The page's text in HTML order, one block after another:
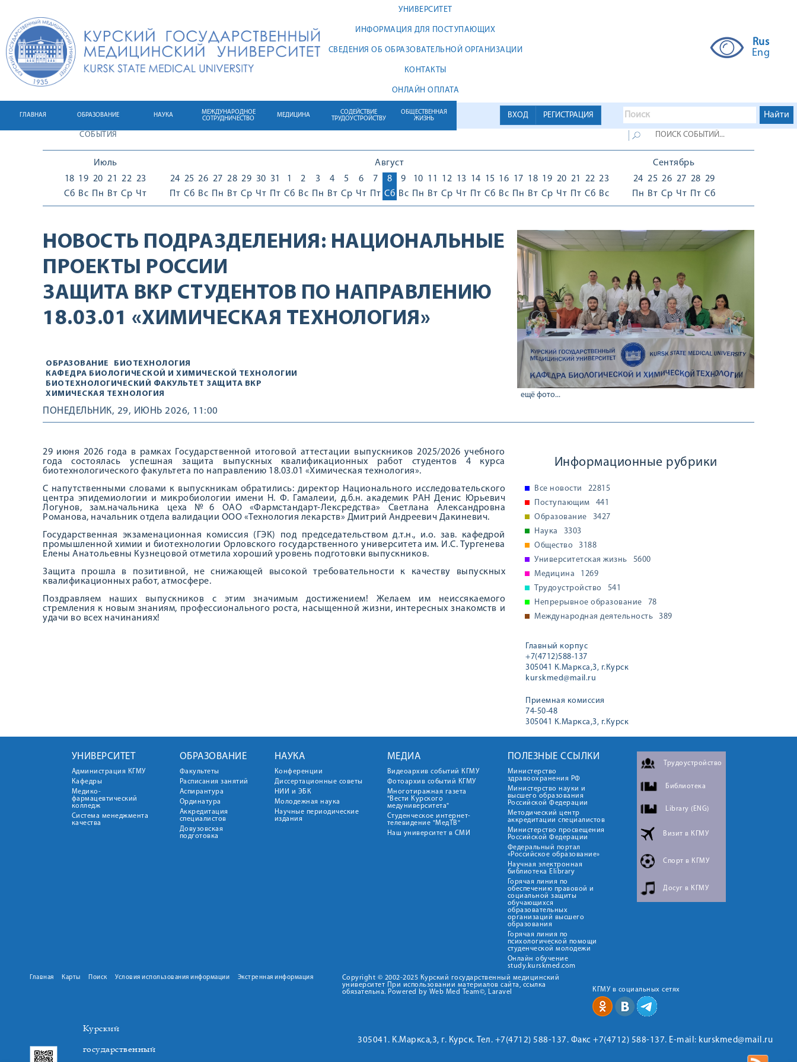
УНИВЕРСИТЕТ
ИНФОРМАЦИЯ ДЛЯ ПОСТУПАЮЩИХ
СВЕДЕНИЯ ОБ ОБРАЗОВАТЕЛЬНОЙ ОРГАНИЗАЦИИ
КОНТАКТЫ
ОНЛАЙН ОПЛАТА
Rus
Eng
ВХОД РЕГИСТРАЦИЯ
ГЛАВНАЯ ОБРАЗОВАНИЕ НАУКА
МЕЖДУНАРОДНОЕ
СОТРУДНИЧЕСТВО
МЕДИЦИНА
СОДЕЙСТВИЕ
ТРУДОУСТРОЙСТВУ
ОБЩЕСТВЕННАЯ
ЖИЗНЬ
СОБЫТИЯ
Июль
18
Сб
19
Вс
20
Пн
21
Вт
22
Ср
23
Чт
Август
24
Пт
25
Сб
26
Вс
27
Пн
28
Вт
29
Ср
30
Чт
31
Пт
1
Сб
2
Вс
3
Пн
4
Вт
5
Ср
6
Чт
7
Пт
8
Сб
9
Вс
10
Пн
11
Вт
12
Ср
13
Чт
14
Пт
15
Сб
16
Вс
17
Пн
18
Вт
19
Ср
20
Чт
21
Пт
22
Сб
23
Вс
Сентябрь
24
Пн
25
Вт
26
Ср
27
Чт
28
Пт
29
Сб
НОВОСТЬ ПОДРАЗДЕЛЕНИЯ: НАЦИОНАЛЬНЫЕ
ПРОЕКТЫ РОССИИ
ЗАЩИТА ВКР СТУДЕНТОВ ПО НАПРАВЛЕНИЮ
18.03.01 «ХИМИЧЕСКАЯ ТЕХНОЛОГИЯ»
ОБРАЗОВАНИЕ
БИОТЕХНОЛОГИЯ
КАФЕДРА БИОЛОГИЧЕСКОЙ И ХИМИЧЕСКОЙ ТЕХНОЛОГИИ
БИОТЕХНОЛОГИЧЕСКИЙ ФАКУЛЬТЕТ ЗАЩИТА ВКР
ХИМИЧЕСКАЯ ТЕХНОЛОГИЯ
ещё фото...
ПОНЕДЕЛЬНИК, 29, ИЮНЬ 2026, 11:00
29 июня 2026 года в рамках Государственной итоговой аттестации выпускников 2025/2026 учебного
года состоялась успешная защита выпускных квалификационных работ студентов 4 курса
биотехнологического факультета по направлению 18.03.01 «Химическая технология».
С напутственными словами к выпускникам обратились: директор Национального исследовательского
центра эпидемиологии и микробиологии имени Н. Ф. Гамалеии, д.б.н. академик РАН Денис Юрьевич
Логунов, зам.начальника цеха №6 ОАО «Фармстандарт-Лексредства» Светлана Александровна
Романова, начальник отдела валидации ООО «Технология лекарств» Дмитрий Андреевич Дакиневич.
Государственная экзаменационная комиссия (ГЭК) под председательством д.т.н., и.о. зав. кафедрой
промышленной химии и биотехнологии Орловского государственного университета им. И.С. Тургенева
Елены Анатольевны Кузнецовой отметила хороший уровень подготовки выпускников.
Защита прошла в позитивной, не снижающей высокой требовательности к качеству выпускных
квалификационных работ, атмосфере.
Поздравляем наших выпускников с этим значимым достижением! Желаем им неиссякаемого
стремления к новым знаниям, профессионального роста, насыщенной жизни, интересных знакомств и
удачи во всех начинаниях!
Информационные рубрики
Все новости
22815
Поступающим
441
Образование
3427
Наука
3303
Общество
3188
Университетская жизнь
5600
Медицина
1269
Трудоустройство
541
Непрерывное образование
78
Международная деятельность
389
Главный корпус
+7(4712)588-137
305041 К.Маркса,3, г.Курск
kurskmed@mail.ru
Приемная комиссия
74-50-48
305041 К.Маркса,3, г.Курск
УНИВЕРСИТЕТ
Администрация КГМУ
Кафедры
Медико-
фармацевтический
колледж
Система менеджмента
качества
ОБРАЗОВАНИЕ
Факультеты
Расписания занятий
Аспирантура
Ординатура
Аккредитация
специалистов
Довузовская
подготовка
НАУКА
Конференции
Диссертационные советы
НИИ и ЭБК
Молодежная наука
Научные периодические
издания
МЕДИА
Видеоархив событий КГМУ
Фотоархив событий КГМУ
Многотиражная газета
"Вести Курского
медуниверситета"
Студенческое интернет-
телевидение "МедТВ"
Наш университет в СМИ
ПОЛЕЗНЫЕ ССЫЛКИ
Министерство
здравоохранения РФ
Министерство науки и
высшего образования
Российской Федерации
Методический центр
аккредитации специалистов
Министерство просвещения
Российской Федерации
Федеральный портал
«Российское образование»
Научная электронная
библиотека Elibrary
Горячая линия по
обеспечению правовой и
социальной защиты
обучающихся
образовательных
организаций высшего
образования
Горячая линия по
психологической помощи
студенческой молодежи
Онлайн обучение
study.kurskmed.com
Трудоустройство
Библиотека
Library (ENG)
Визит в КГМУ
Спорт в КГМУ
Досуг в КГМУ
Главная Карты Поиск Условия использования информации Экстренная информация
Copyright © 2002-2025 Курский государственный медицинский
университет При использовании материалов сайта, ссылка
обязательна. Powered by Web Med Team©, Laravel
КГМУ в социальных сетях
Курский
государственный
305041. К.Маркса,3, г. Курск. Тел. +7(4712) 588-137. Факс +7(4712) 588-137. E-mail: kurskmed@mail.ru